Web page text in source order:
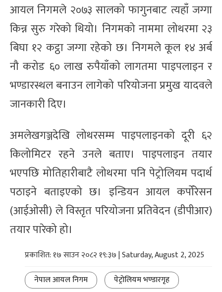
आयल निगमले २०७३ सालको फागुनबाट त्यहाँ जग्गा
किन्न सुरु गरेको थियो। निगमको नाममा लोथरमा २३
बिघा १२ कट्ठा जग्गा रहेको छ। निगमले कूल १४ अर्ब
नौ करोड ६० लाख रुपैयाँको लागतमा पाइपलाइन र
भण्डारस्थल बनाउन लागेको परियोजना प्रमुख यादवले
जानकारी दिए।
अमलेखगञ्जदेखि लोथरसम्म पाइपलाइनको दूरी ६२
किलोमिटर रहने उनले बताए। पाइपलाइन तयार
भएपछि मोतिहारीबाटै लोथरमा पनि पेट्रोलियम पदार्थ
पठाइने बताइएको छ। इन्डियन आयल कर्पोरेसन
(आईओसी) ले विस्तृत परियोजना प्रतिवेदन (डीपीआर)
तयार पारेको हो।
प्रकाशित: १७ साउन २०८२ १९:३७ | Saturday, August 2, 2025
नेपाल आयल निगम
पेट्रोलियम भण्डारगृह